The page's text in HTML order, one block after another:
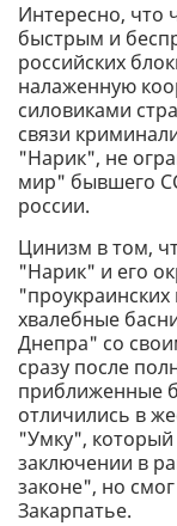
Интересно, что
быстрым и
российских
налаженную
силовиками
связи
"Нарик", не
мир" бывшего
россии.
Цинизм в том,
"Нарик" и его
хвалебные
Днепра" со
сразу после
приближенные
отличились в
"Умку",
заключении в
законе", но
Закарпатье.